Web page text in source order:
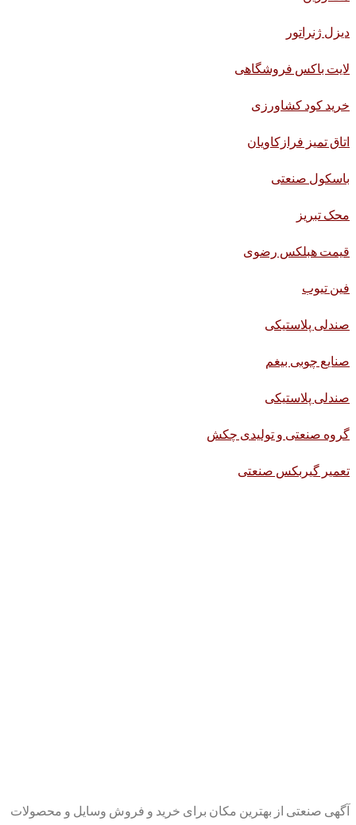
دیزل ژنراتور
لایت باکس فروشگاهی
خرید کود کشاورزی
اتاق تمیز فرازکاویان
باسکول صنعتی
محک تبریز
قیمت هبلکس رضوی
فین تیوب
صندلی پلاستیکی
صنایع چوبی بیغم
صندلی پلاستیکی
گروه صنعتی و تولیدی چکش
تعمیر گیربکس صنعتی
آگهی صنعتی از بهترین مکان برای خرید و فروش وسایل و محصولات